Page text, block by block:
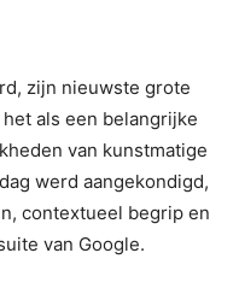
zijn nieuwste grote
als een belangrijke
van kunstmatige
werd aangekondigd,
contextueel begrip en
van Google.